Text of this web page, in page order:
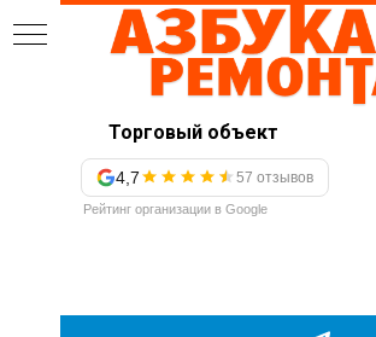
Торговый объект
4,7 57 отзывов
Рейтинг организации в Google